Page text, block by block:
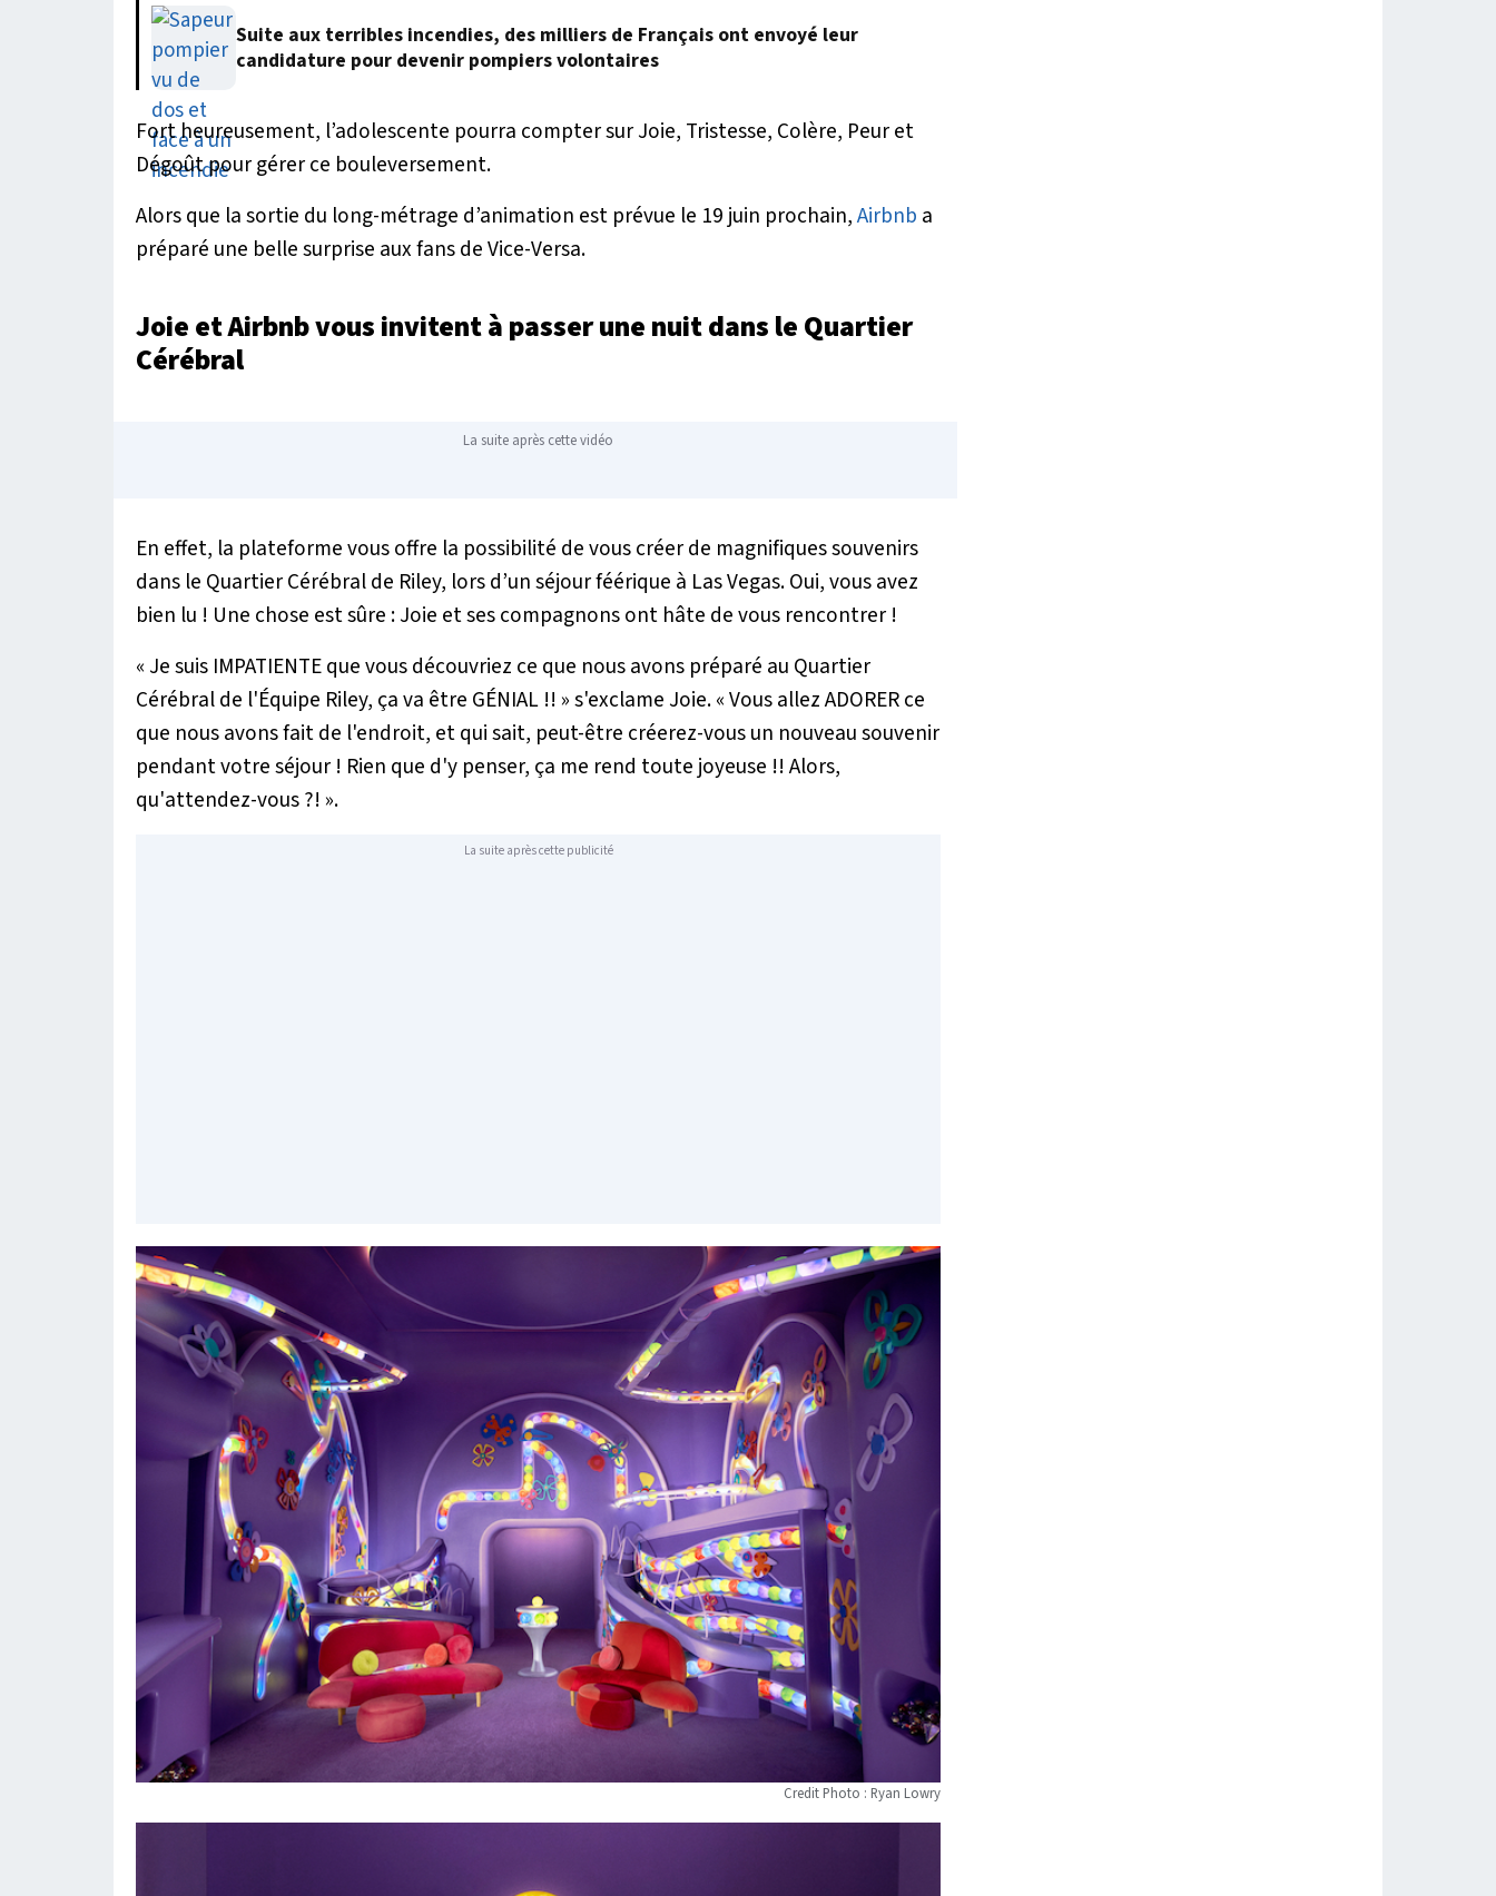
Suite aux terribles incendies, des milliers de Français ont envoyé leur
candidature pour devenir pompiers volontaires
Fort heureusement, l’adolescente pourra compter sur Joie, Tristesse, Colère, Peur et
Dégoût pour gérer ce bouleversement.
Alors que la sortie du long-métrage d’animation est prévue le 19 juin prochain,Airbnb a
préparé une belle surprise aux fans de Vice-Versa.
Joie et Airbnb vous invitent à passer une nuit dans le Quartier
Cérébral
La suite après cette vidéo
En effet, la plateforme vous offre la possibilité de vous créer de magnifiques souvenirs
dans le Quartier Cérébral de Riley, lors d’un séjour féérique à Las Vegas. Oui, vous avez
bien lu ! Une chose est sûre : Joie et ses compagnons ont hâte de vous rencontrer !
« Je suis IMPATIENTE que vous découvriez ce que nous avons préparé au Quartier
Cérébral de l'Équipe Riley, ça va être GÉNIAL !! » s'exclame Joie. «Vous allez ADORER ce
que nous avons fait de l'endroit, et qui sait, peut-être créerez-vous un nouveau souvenir
pendant votre séjour ! Rien que d'y penser, ça me rend toute joyeuse !! Alors,
qu'attendez-vous ?! ».
La suite après cette publicité
Credit Photo : Ryan Lowry